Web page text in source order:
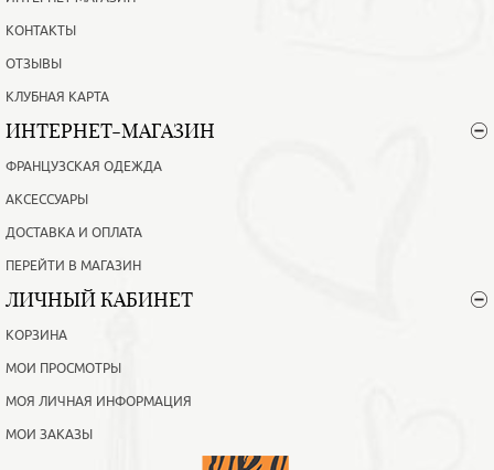
КОНТАКТЫ
ОТЗЫВЫ
КЛУБНАЯ КАРТА
ИНТЕРНЕТ-МАГАЗИН
ФРАНЦУЗСКАЯ ОДЕЖДА
АКСЕССУАРЫ
ДОСТАВКА И ОПЛАТА
ПЕРЕЙТИ В МАГАЗИН
ЛИЧНЫЙ КАБИНЕТ
КОРЗИНА
МОИ ПРОСМОТРЫ
МОЯ ЛИЧНАЯ ИНФОРМАЦИЯ
МОИ ЗАКАЗЫ